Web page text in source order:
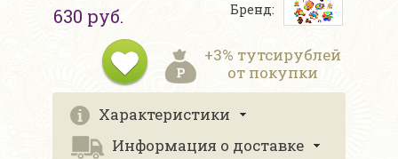
630 руб. Бренд:
+3% тутсирублей
от покупки
Характеристики
Информация о доставке